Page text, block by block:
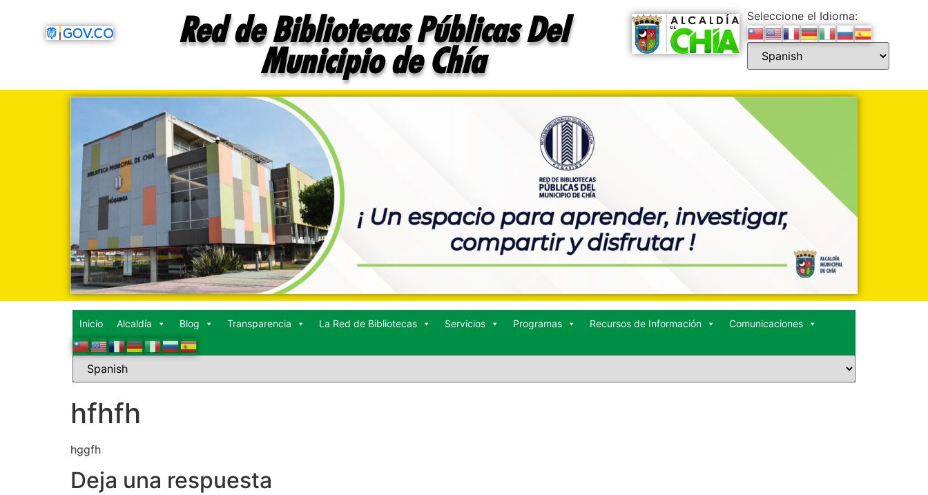
Red de Bibliotecas Públicas Del
Municipio de Chía
Seleccione el Idioma:
Inicio Alcaldía Blog Transparencia La Red de Bibliotecas Servicios Programas Recursos de Información Comunicaciones
hfhfh
hggfh
Deja una respuesta